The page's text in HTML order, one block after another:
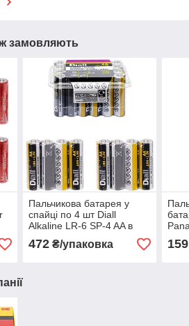
замовляють
Пальчикова батарея у
спайці по 4 шт Diall
Alkaline LR-6 SP-4 AA в
472₴/упаковка
штук
159